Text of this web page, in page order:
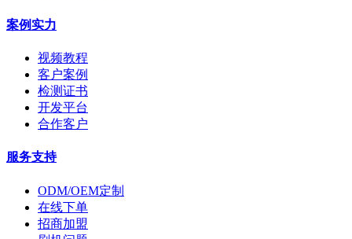
案例实力
视频教程
客户案例
检测证书
开发平台
合作客户
服务支持
ODM/OEM定制
在线下单
招商加盟